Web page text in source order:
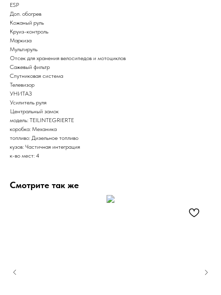
ESP
Доп. обогрев
Кожаный руль
Круиз-контроль
Маркиза
Мультируль
Отсек для хранения велосипедов и мотоциклов
Сажевый фильтр
Спутниковая система
Телевизор
УНИТАЗ
Усилитель руля
Центральный замок
модель: TEILINTEGRIERTE
коробка: Механика
топливо: Дизельное топливо
кузов: Частичная интеграция
к-во мест: 4
Смотрите так же